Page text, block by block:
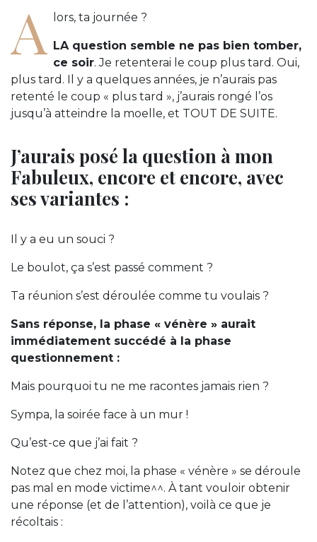
A lors, ta journée ?
LA question semble ne pas bien tomber,
ce soir. Je retenterai le coup plus tard. Oui,
plus tard. Il y a quelques années, je n’aurais pas
retenté le coup « plus tard », j’aurais rongé l’os
jusqu’à atteindre la moelle, et TOUT DE SUITE.
J’aurais posé la question à mon
Fabuleux, encore et encore, avec
ses variantes :
Il y a eu un souci ?
Le boulot, ça s’est passé comment ?
Ta réunion s’est déroulée comme tu voulais ?
Sans réponse, la phase « vénère » aurait
immédiatement succédé à la phase
questionnement :
Mais pourquoi tu ne me racontes jamais rien ?
Sympa, la soirée face à un mur !
Qu’est-ce que j’ai fait ?
Notez que chez moi, la phase « vénère » se déroule
pas mal en mode victime^^. À tant vouloir obtenir
une réponse (et de l’attention), voilà ce que je
récoltais :